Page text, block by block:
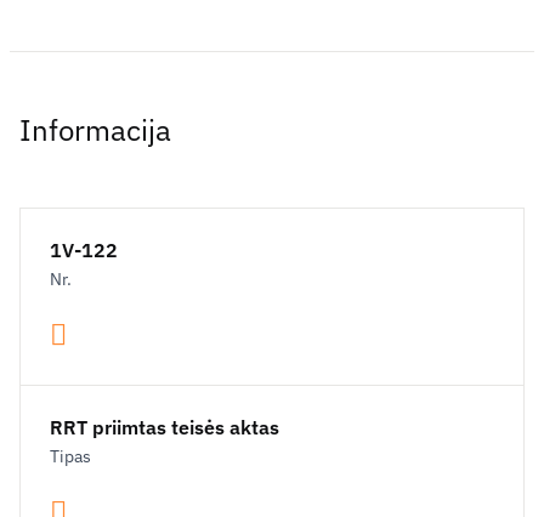
Informacija
1V-122
Nr.
RRT priimtas teisės aktas
Tipas